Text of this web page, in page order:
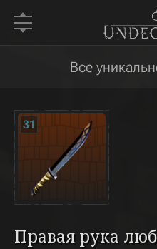
Все
31
Правая рука